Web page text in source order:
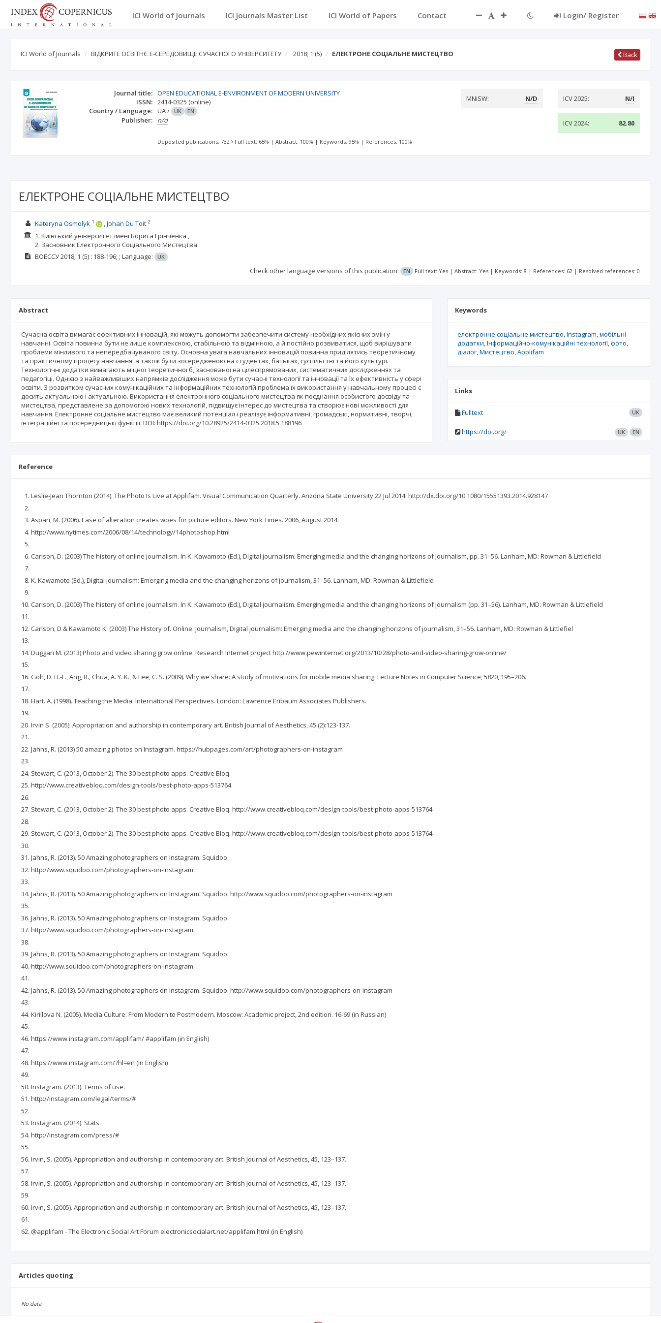
ICI World of Journals ICI Journals Master List ICI World of Papers Contact Login/ Register
ICI World of Journals ВІДКРИТЕ ОСВІТНЄ Е-СЕРЕДОВИЩЕ СУЧАСНОГО УНІВЕРСИТЕТУ 2018; 1 (5) ЕЛЕКТРОНЕ СОЦІАЛЬНЕ МИСТЕЦТВО Back
Journal title: OPEN EDUCATIONAL E-ENVIRONMENT OF MODERN UNIVERSITY
ISSN: 2414-0325 (online)
Country / Language: UA/ UK EN
Publisher: n/d
MNiSW: N/D ICV 2025: N/I
ICV 2024: 82.80
Deposited publications: 732 Full text: 65% |Abstract: 100% | Keywords: 95% | References: 100%
ЕЛЕКТРОНЕ СОЦІАЛЬНЕ МИСТЕЦТВО
Kateryna Osmolyk 1 Johan Du Toit2
1. Київський університет імені Бориса Грінченка ,
2. Засновник Електронного Соціального Мистецтва
ВОЕССУ2018; 1 (5) : 188-196; ; Language: UK
Check other language versions of this publication: EN Full text: Yes | Abstract: Yes | Keywords: 8 | References: 62 | Resolved references: 0
Abstract
Сучасна освіта вимагає ефективних інновацій, які можуть допомогти забезпечити систему необхідних якісних змін у
навчанні. Освіта повинна бути не лише комплексною, стабільною та відмінною, а й постійно розвиватися, щоб вирішувати
проблеми мінливого та непередбачуваного світу. Основна увага навчальних інновацій повинна приділятись теоретичному
та практичному процесу навчання, а також бути зосередженою на студентах, батьках, суспільстві та його культурі.
Технологічні додатки вимагають міцної теоретичної б, заснованої на цілеспрямованих, систематичних дослідженнях та
педагогіці. Однією з найважливіших напрямків дослідження може бути сучасні технології та інновації та їх ефективність у сфері
освіти. З розвитком сучасних комунікаційних та інформаційних технологій проблема їх використання у навчальному процесі є
досить актуальною і актуальною. Використання електронного соціального мистецтва як поєднання особистого досвіду та
мистецтва, представлене за допомогою нових технологій, підвищує інтерес до мистецтва та створює нові можливості для
навчання. Електронне соціальне мистецтво має великий потенціал і реалізує інформативні, громадські, нормативні, творчі,
інтеграційні та посередницькі функції. DOI: https://doi.org/10.28925/2414-0325.2018.5.188196
Keywords
електронне соціальне мистецтво Instagram мобільні
додатки Інформаційно-комунікаційні технології фото
діалог Мистецтво Applifam
Links
Fulltext UK
https://doi.org/ UK EN
Reference
Leslie-Jean Thornton (2014). The Photo Is Live at Applifam. Visual Communication Quarterly. Arizona State University 22 Jul 2014. http://dx.doi.org/10.1080/15551393.2014.928147
Aspan, M. (2006). Ease of alteration creates woes for picture editors. New York Times. 2006, August 2014.
http://www.nytimes.com/2006/08/14/technology/14photoshop.html
Carlson, D. (2003) The history of online journalism. In K. Kawamoto (Ed.), Digital journalism: Emerging media and the changing horizons of journalism, pp. 31–56. Lanham, MD: Rowman & Littlefield
K. Kawamoto (Ed.), Digital journalism: Emerging media and the changing horizons of journalism, 31–56. Lanham, MD: Rowman & Littlefield
Carlson, D. (2003) The history of online journalism. In K. Kawamoto (Ed.), Digital journalism: Emerging media and the changing horizons of journalism (pp. 31–56). Lanham, MD: Rowman & Littlefield
Carlson, D & Kawamoto K. (2003) The History of. Online. Journalism, Digital journalism: Emerging media and the changing horizons of journalism, 31–56. Lanham, MD: Rowman & Littlefiel
Duggan M. (2013) Photo and video sharing grow online. Research Internet project http://www.pewinternet.org/2013/10/28/photo-and-video-sharing-grow-online/
Goh, D. H.-L., Ang, R., Chua, A. Y. K., & Lee, C. S. (2009). Why we share: A study of motivations for mobile media sharing. Lecture Notes in Computer Science, 5820, 195–206.
Hart. А. (1998). Teaching the Media. International Perspectives. London: Lawrence Eribaum Associates Publishers.
Irvin S. (2005). Appropriation and authorship in contemporary art. British Journal of Aesthetics, 45 (2):123-137.
Jahns, R. (2013) 50 amazing photos on Instagram. https://hubpages.com/art/photographers-on-instagram
Stewart, C. (2013, October 2). The 30 best photo apps. Creative Bloq.
http://www.creativebloq.com/design-tools/best-photo-apps-513764
Stewart, C. (2013, October 2). The 30 best photo apps. Creative Bloq. http://www.creativebloq.com/design-tools/best-photo-apps-513764
Stewart, C. (2013, October 2). The 30 best photo apps. Creative Bloq. http://www.creativebloq.com/design-tools/best-photo-apps-513764
Jahns, R. (2013). 50 Amazing photographers on Instagram. Squidoo.
http://www.squidoo.com/photographers-on-instagram
Jahns, R. (2013). 50 Amazing photographers on Instagram. Squidoo. http://www.squidoo.com/photographers-on-instagram
Jahns, R. (2013). 50 Amazing photographers on Instagram. Squidoo.
http://www.squidoo.com/photographers-on-instagram
Jahns, R. (2013). 50 Amazing photographers on Instagram. Squidoo.
http://www.squidoo.com/photographers-on-instagram
Jahns, R. (2013). 50 Amazing photographers on Instagram. Squidoo. http://www.squidoo.com/photographers-on-instagram
Kirillova N. (2005). Media Culture: From Modern to Postmodern. Moscow: Academic project, 2nd edition. 16-69 (in Russian)
https://www.instagram.com/applifam/ #applifam (in English)
https://www.instagram.com/?hl=en (in English)
Instagram. (2013). Terms of use.
http://instagram.com/legal/terms/#
Instagram. (2014). Stats.
http://instagram.com/press/#
Irvin, S. (2005). Appropriation and authorship in contemporary art. British Journal of Aesthetics, 45, 123–137.
Irvin, S. (2005). Appropriation and authorship in contemporary art. British Journal of Aesthetics, 45, 123–137.
Irvin, S. (2005). Appropriation and authorship in contemporary art. British Journal of Aesthetics, 45, 123–137.
@applifam - The Electronic Social Art Forum electronicsocialart.net/applifam.html (in English)
Articles quoting
No data